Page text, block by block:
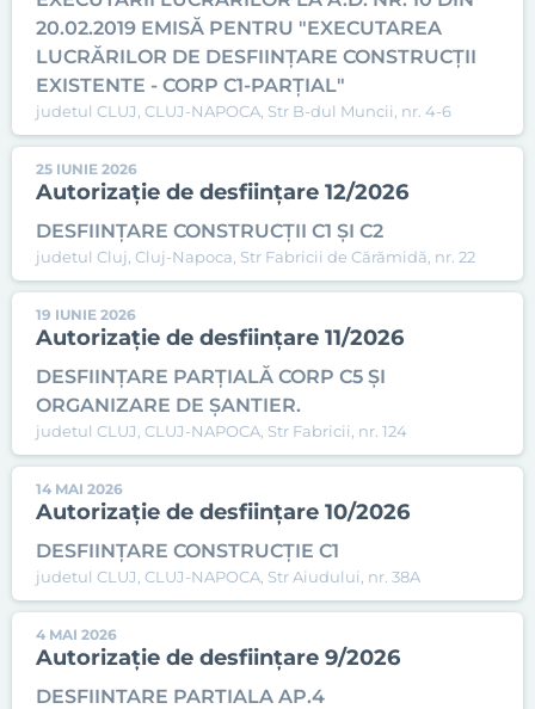
20.02.2019 EMISĂ PENTRU "EXECUTAREA
LUCRĂRILOR DE DESFIINȚARE CONSTRUCȚII
EXISTENTE - CORP C1-PARȚIAL"
judetul CLUJ, CLUJ-NAPOCA, Str B-dul Muncii, nr. 4-6
25 IUNIE 2026
Autorizație de desființare 12/2026
DESFIINȚARE CONSTRUCȚII C1 ȘI C2
judetul Cluj, Cluj-Napoca, Str Fabricii de Cărămidă, nr. 22
19 IUNIE 2026
Autorizație de desființare 11/2026
DESFIINȚARE PARȚIALĂ CORP C5 ȘI
ORGANIZARE DE ȘANTIER.
judetul CLUJ, CLUJ-NAPOCA, Str Fabricii, nr. 124
14 MAI 2026
Autorizație de desființare 10/2026
DESFIINȚARE CONSTRUCȚIE C1
judetul CLUJ, CLUJ-NAPOCA, Str Aiudului, nr. 38A
4 MAI 2026
Autorizație de desființare 9/2026
DESFIINTARE PARTIALA AP.4